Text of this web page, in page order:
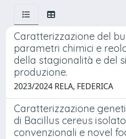
Caratterizzazione del
parametri chimici e
della stagionalità e del
produzione.
2023/2024 RELA, FEDERICA
Caratterizzazione
di Bacillus cereus
convenzionali e novel